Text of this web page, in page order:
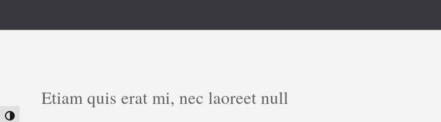
Nagy kontraszt váltása
Etiam quis erat mi, nec laoreet null